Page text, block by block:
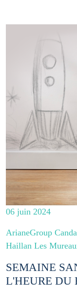
06 juin 2024
ArianeGroup
Haillan Les
SEMAINE
L'HEURE DU